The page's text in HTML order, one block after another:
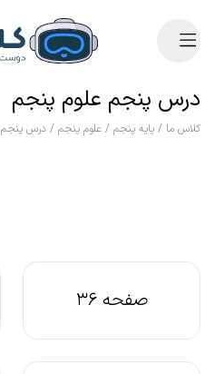
درس پنجم علوم پنجم
کلاس ما / پایه پنجم / علوم پنجم / درس پنجم
صفحه 36